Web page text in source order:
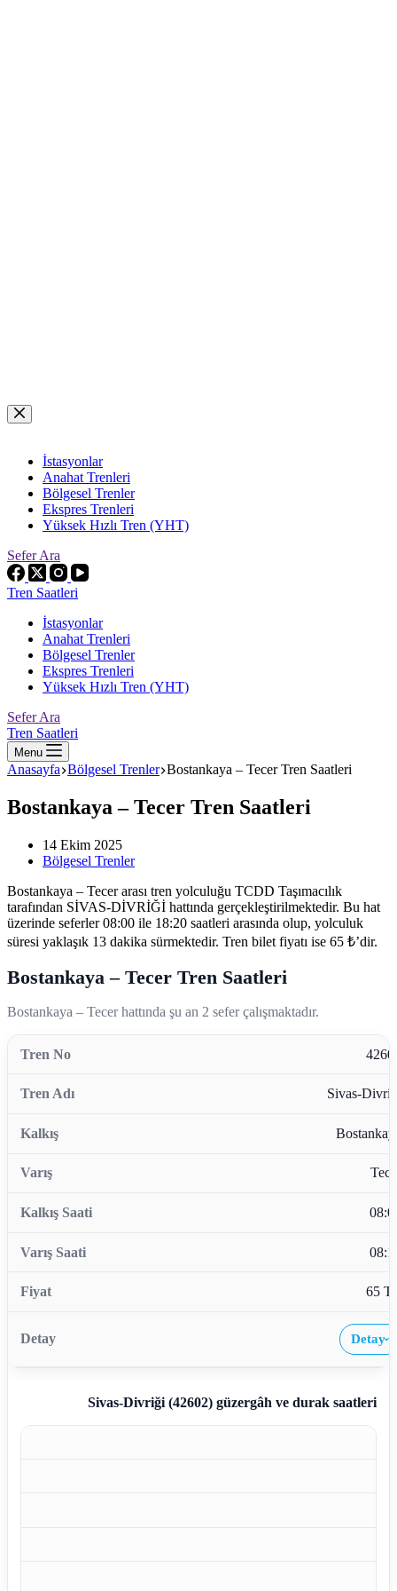
Skip
to
İstasyonlar
Anahat Trenleri
Bölgesel Trenler
Ekspres Trenleri
Yüksek Hızlı Tren (YHT)
Sefer Ara
Tren Saatleri
İstasyonlar
Anahat Trenleri
Bölgesel Trenler
Ekspres Trenleri
Yüksek Hızlı Tren (YHT)
Sefer Ara
Tren Saatleri
Menu
Anasayfa Bölgesel Trenler Bostankaya – Tecer Tren Saatleri
Bostankaya – Tecer Tren Saatleri
14 Ekim 2025
Bölgesel Trenler
Bostankaya – Tecer arası tren yolculuğu TCDD Taşımacılık
tarafından SİVAS-DİVRİĞİ hattında gerçekleştirilmektedir. Bu hat
üzerinde seferler 08:00 ile 18:20 saatleri arasında olup, yolculuk
süresi yaklaşık 13 dakika sürmektedir. Tren bilet fiyatı ise 65 ₺’dir.
Bostankaya – Tecer Tren Saatleri
Bostankaya – Tecer hattında şu an 2 sefer çalışmaktadır.
Sivas-
65
Detay›
Sivas-Divriği (42602)güzergâh ve durak saatleri